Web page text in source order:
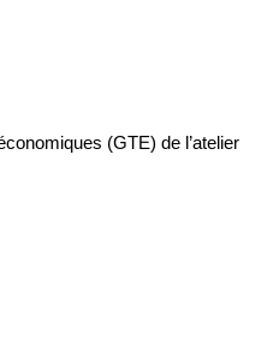
(GTE) de l’atelier